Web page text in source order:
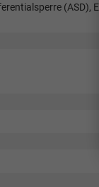
(ASD),